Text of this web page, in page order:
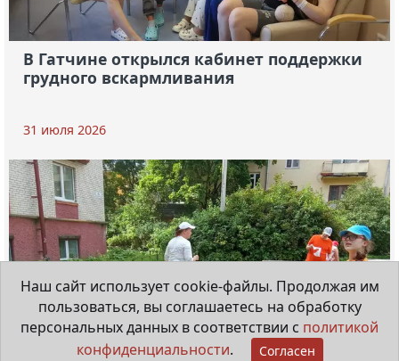
В Гатчине открылся кабинет поддержки
грудного вскармливания
31 июля 2026
Наш сайт использует cookie-файлы. Продолжая им
пользоваться, вы соглашаетесь на обработку
персональных данных в соответствии с политикой
конфиденциальности. Согласен